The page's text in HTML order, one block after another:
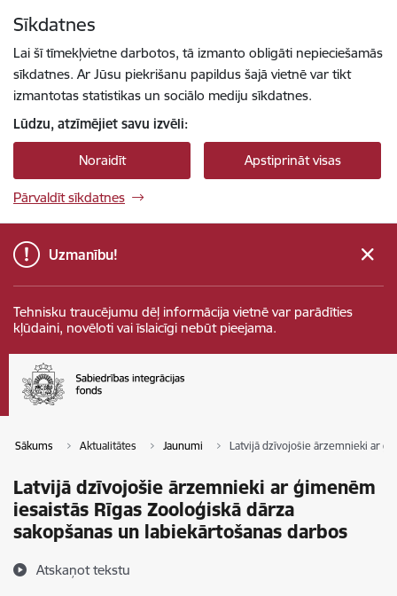
Sīkdatnes
Lai šī tīmekļvietne darbotos, tā izmanto obligāti nepieciešamās
sīkdatnes. Ar Jūsu piekrišanu papildus šajā vietnē var tikt
izmantotas statistikas un sociālo mediju sīkdatnes.
Lūdzu, atzīmējiet savu izvēli:
Noraidīt Apstiprināt visas
Pārvaldīt sīkdatnes
Uzmanību!
Tehnisku traucējumu dēļ informācija vietnē var parādīties
kļūdaini, novēloti vai īslaicīgi nebūt pieejama.
Sākums Aktualitātes Jaunumi Latvijā dzīvojošie ārzemnieki ar
Latvijā dzīvojošie ārzemnieki ar ģimenēm
iesaistās Rīgas Zooloģiskā dārza
sakopšanas un labiekārtošanas darbos
Atskaņot tekstu